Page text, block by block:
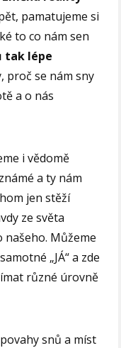
pamatujeme si
to co nám sen
tak lépe
proč se nám sny
a o nás
i vědomě
a ty nám
jen stěží
ze světa
Můžeme
„JÁ“ a zde
různé úrovně
snů a míst